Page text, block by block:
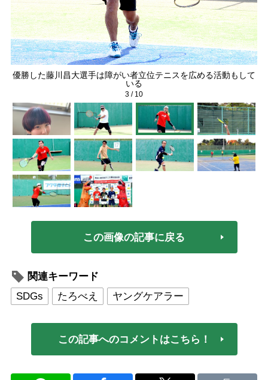
優勝した藤川昌大選手は障がい者立位テニスを広める活動もして
いる
3 / 10
この画像の記事に戻る
関連キーワード
SDGs
たろべえ ヤングケアラー
この記事へのコメントはこちら！